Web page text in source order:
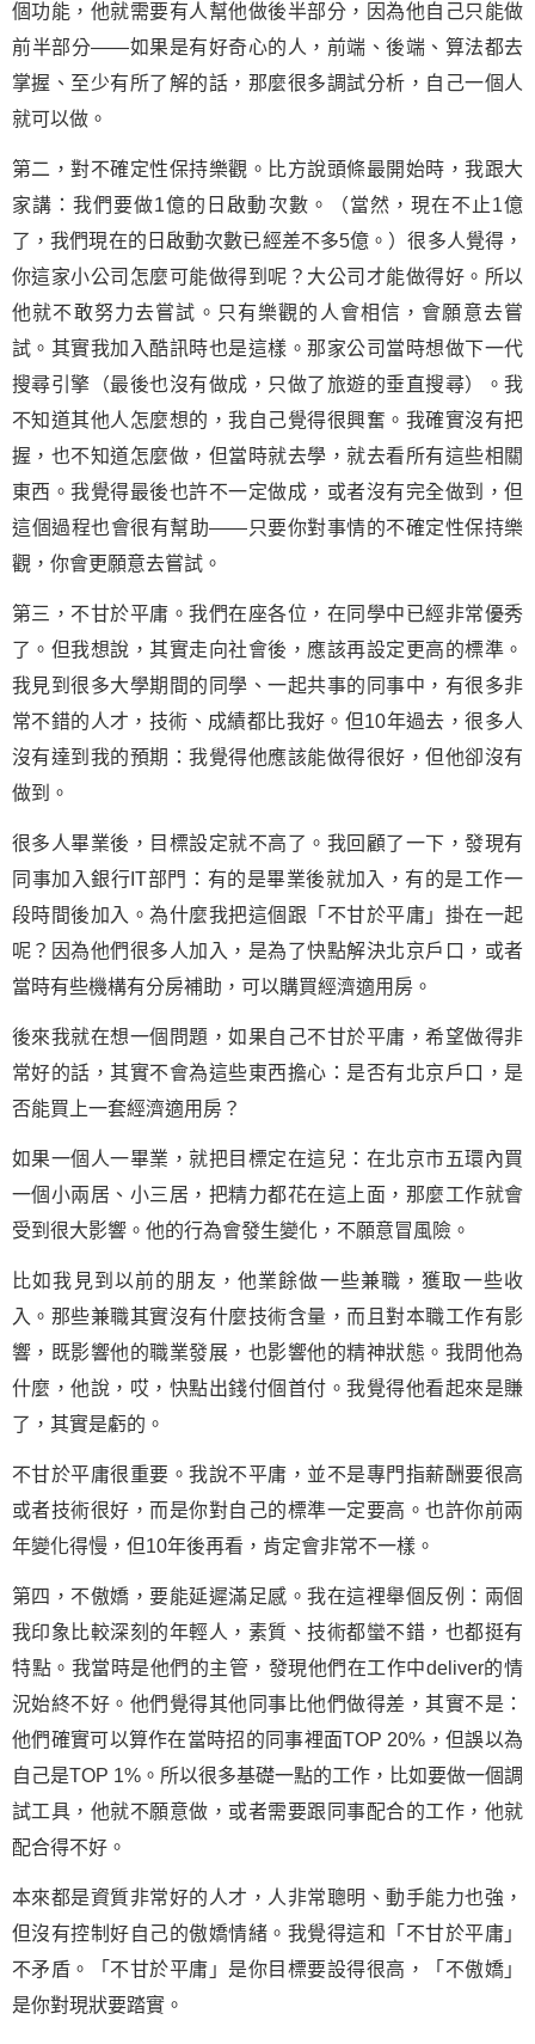
個功能，他就需要有人幫他做後半部分，因為他自己只能做
前半部分——如果是有好奇心的人，前端、後端、算法都去
掌握、至少有所了解的話，那麼很多調試分析，自己一個人
就可以做。
第二，對不確定性保持樂觀 。比方說頭條最開始時，我跟大
家講：我們要做1億的日啟動次數。（當然，現在不止1億
了，我們現在的日啟動次數已經差不多5億。）很多人覺得，
你這家小公司怎麼可能做得到呢？大公司才能做得好。所以
他就不敢努力去嘗試。只有樂觀的人會相信，會願意去嘗
試。其實我加入酷訊時也是這樣。那家公司當時想做下一代
搜尋引擎（最後也沒有做成，只做了旅遊的垂直搜尋）。我
不知道其他人怎麼想的，我自己覺得很興奮。我確實沒有把
握，也不知道怎麼做，但當時就去學，就去看所有這些相關
東西。我覺得最後也許不一定做成，或者沒有完全做到，但
這個過程也會很有幫助——只要你對事情的不確定性保持樂
觀，你會更願意去嘗試。
第三，不甘於平庸。我們在座各位，在同學中已經非常優秀
了。但我想說，其實走向社會後，應該再設定更高的標準。
我見到很多大學期間的同學、一起共事的同事中，有很多非
常不錯的人才，技術、成績都比我好。但10年過去，很多人
沒有達到我的預期：我覺得他應該能做得很好，但他卻沒有
做到。
很多人畢業後，目標設定就不高了。我回顧了一下，發現有
同事加入銀行IT部門：有的是畢業後就加入，有的是工作一
段時間後加入。為什麼我把這個跟「不甘於平庸」掛在一起
呢？因為他們很多人加入，是為了快點解決北京戶口，或者
當時有些機構有分房補助，可以購買經濟適用房。
後來我就在想一個問題，如果自己不甘於平庸，希望做得非
常好的話，其實不會為這些東西擔心：是否有北京戶口，是
否能買上一套經濟適用房？
如果一個人一畢業，就把目標定在這兒：在北京市五環內買
一個小兩居、小三居，把精力都花在這上面，那麼工作就會
受到很大影響。他的行為會發生變化，不願意冒風險。
比如我見到以前的朋友，他業餘做一些兼職，獲取一些收
入。那些兼職其實沒有什麼技術含量，而且對本職工作有影
響，既影響他的職業發展，也影響他的精神狀態。我問他為
什麼，他說，哎，快點出錢付個首付。我覺得他看起來是賺
了，其實是虧的。
不甘於平庸很重要。我說不平庸，並不是專門指薪酬要很高
或者技術很好，而是你對自己的標準一定要高。也許你前兩
年變化得慢，但10年後再看，肯定會非常不一樣。
第四，不傲嬌，要能延遲滿足感。我在這裡舉個反例：兩個
我印象比較深刻的年輕人，素質、技術都蠻不錯，也都挺有
特點。我當時是他們的主管，發現他們在工作中deliver的情
況始終不好。他們覺得其他同事比他們做得差，其實不是：
他們確實可以算作在當時招的同事裡面TOP 20%，但誤以為
自己是TOP 1%。所以很多基礎一點的工作，比如要做一個調
試工具，他就不願意做，或者需要跟同事配合的工作，他就
配合得不好。
本來都是資質非常好的人才，人非常聰明、動手能力也強，
但沒有控制好自己的傲嬌情緒。我覺得這和「不甘於平庸」
不矛盾。「不甘於平庸」是你目標要設得很高，「不傲嬌」
是你對現狀要踏實。